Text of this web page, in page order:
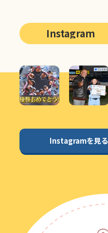
Instagram
Instagramを見る